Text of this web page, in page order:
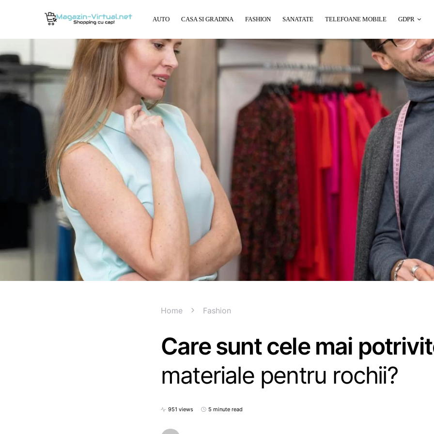
AUTO CASA SI GRADINA FASHION SANATATE TELEFOANE MOBILE GDPR
Home Fashion
Care sunt cele mai
materiale pentru rochii?
951 views 5 minute read